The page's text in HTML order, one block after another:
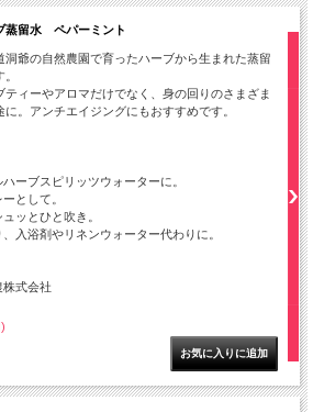
蒸留水 ペパーミント
洞爺の自然農園で育ったハーブから生まれた蒸留
ティーやアロマだけでなく、身の回りのさまざま
に。アンチエイジングにもおすすめです。
ーブスピリッツウォーターに。
として。
ッとひと吹き。
入浴剤やリネンウォーター代わりに。
式会社